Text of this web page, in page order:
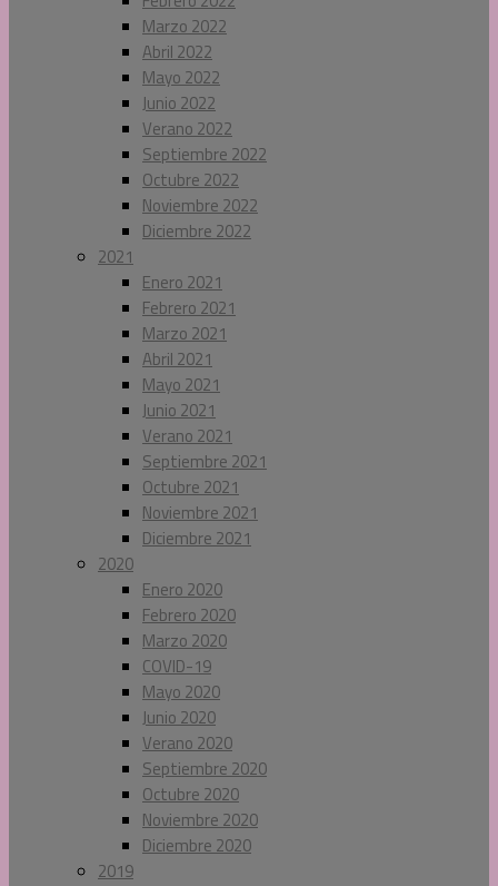
Marzo 2022
Abril 2022
Mayo 2022
Junio 2022
Verano 2022
Septiembre 2022
Octubre 2022
Noviembre 2022
Diciembre 2022
2021
Enero 2021
Febrero 2021
Marzo 2021
Abril 2021
Mayo 2021
Junio 2021
Verano 2021
Septiembre 2021
Octubre 2021
Noviembre 2021
Diciembre 2021
2020
Enero 2020
Febrero 2020
Marzo 2020
COVID-19
Mayo 2020
Junio 2020
Verano 2020
Septiembre 2020
Octubre 2020
Noviembre 2020
Diciembre 2020
2019